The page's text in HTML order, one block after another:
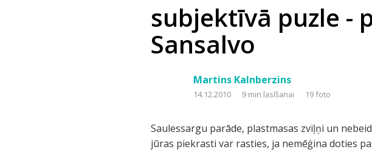
subjektīvā puzle -
Sansalvo
Martins Kalnberzins
14.12.2010 9 min lasīšanai 19 foto
Saulessargu parāde, plastmasas zviļņi un
jūras piekrasti var rasties, ja nemēģina doties